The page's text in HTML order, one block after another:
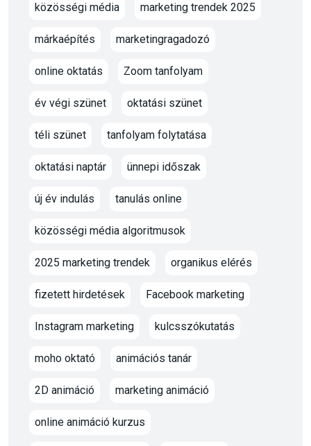
közösségi média marketing trendek 2025
márkaépítés marketingragadozó
online oktatás Zoom tanfolyam
év végi szünet oktatási szünet
téli szünet tanfolyam folytatása
oktatási naptár ünnepi időszak
új év indulás tanulás online
közösségi média algoritmusok
2025 marketing trendek organikus elérés
fizetett hirdetések Facebook marketing
Instagram marketing kulcsszókutatás
moho oktató animációs tanár
2D animáció marketing animáció
online animáció kurzus